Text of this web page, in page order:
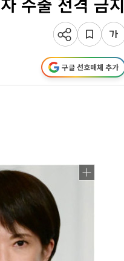
구글 선호매체 추가